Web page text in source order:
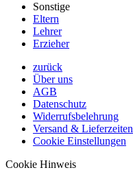
Sonstige
Eltern
Lehrer
Erzieher
zurück
Über uns
AGB
Datenschutz
Widerrufsbelehrung
Versand & Lieferzeiten
Cookie Einstellungen
Cookie Hinweis